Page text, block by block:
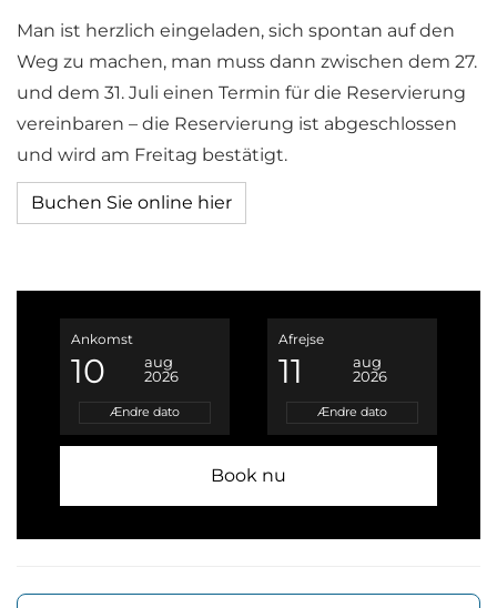
Man ist herzlich eingeladen, sich spontan auf den
Weg zu machen, man muss dann zwischen dem 27.
und dem 31. Juli einen Termin für die Reservierung
vereinbaren – die Reservierung ist abgeschlossen
und wird am Freitag bestätigt.
Buchen Sie online hier
Ankomst
10
aug
2026
Ændre dato
Afrejse
11
aug
2026
Ændre dato